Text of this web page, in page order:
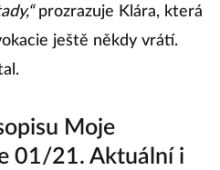
prozrazuje Klára, která
ještě někdy vrátí.
Moje
01/21. Aktuální i